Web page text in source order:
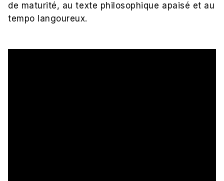
de maturité, au texte philosophique apaisé et au
tempo langoureux.